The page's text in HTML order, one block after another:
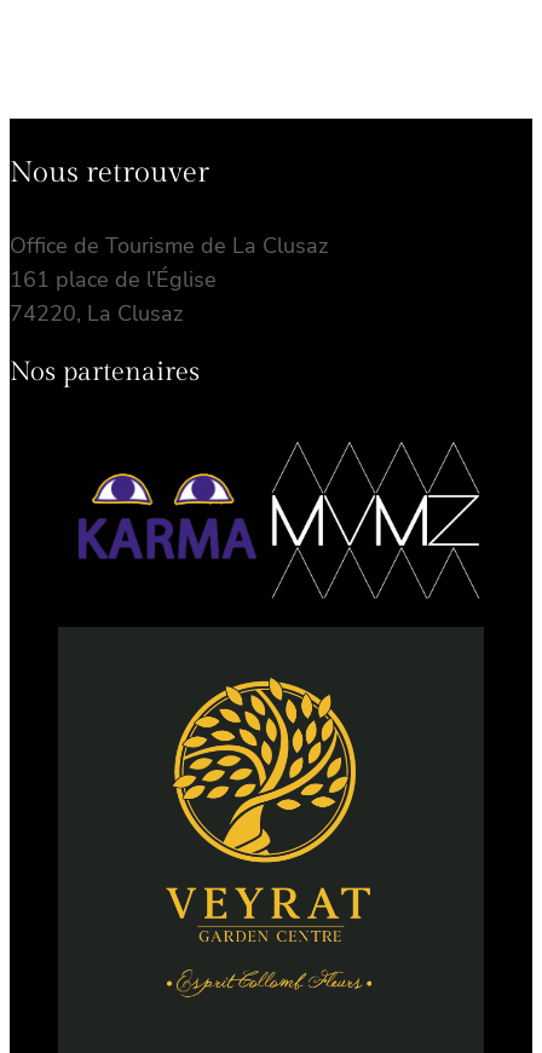
Nous retrouver
Office de Tourisme de La Clusaz
161 place de l’Église
74220, La Clusaz
Nos partenaires